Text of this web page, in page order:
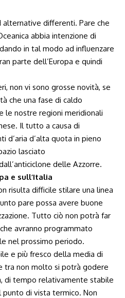
alternative differenti. Pare che
abbia intenzione di
in tal modo ad influenzare
parte dell’Europa e quindi
non vi sono grosse novità, se
che una fase di caldo
le nostre regioni meridionali
Il tutto a causa di
d’aria d’alta quota in pieno
lasciato
delle Azzorre.
e sull’Italia
risulta difficile stilare una linea
pare possa avere buone
Tutto ciò non potrà far
avranno programmato
nel prossimo periodo.
e più fresco della media di
tra non molto si potrà godere
di tempo relativamente stabile
di vista termico. Non